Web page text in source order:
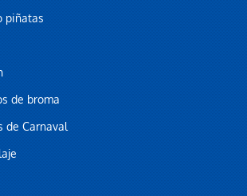
piñatas
de broma
de Carnaval